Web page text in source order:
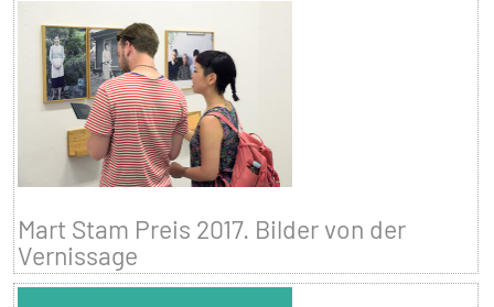
Mart Stam Preis 2017. Bilder von der
Vernissage